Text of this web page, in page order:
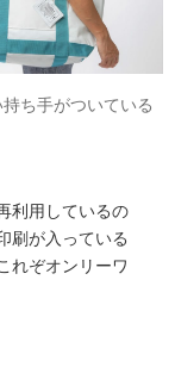
ち手がついている
利用しているの
刷が入っている
れぞオンリーワ